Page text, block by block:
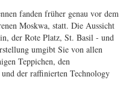
fanden früher genau vor dem
Moskwa, statt. Die Aussicht
der Rote Platz, St. Basil - und
umgibt Sie von allen
Teppichen, den
der raffinierten Technology